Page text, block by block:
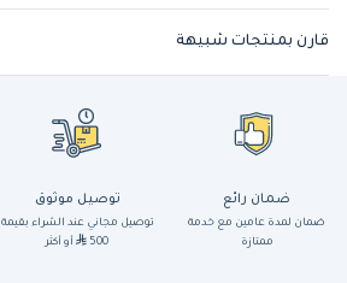
قارن بمنتجات شبيهة
ضمان رائع
ضمان لمدة عامين مع خدمة
ممتازة
توصيل موثوق
توصيل مجاني عند الشراء بقيمة
500
أو أكثر